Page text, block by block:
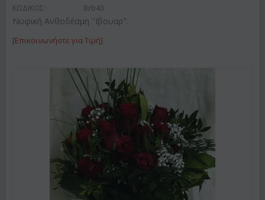
ΚΩΔΙΚΟΣ: Brb43
Νυφική Ανθοδέσμη "Ιβουαρ".
[Επικοινωνήστε για Τιμή]